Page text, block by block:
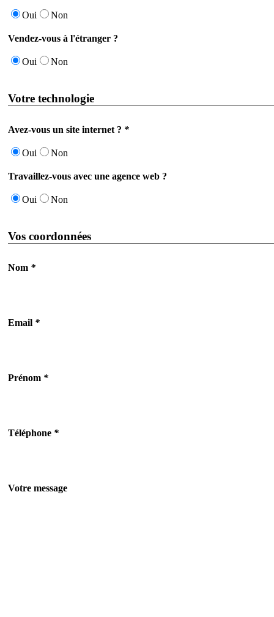
Oui Non
Vendez-vous à l'étranger ?
Oui Non
Votre technologie
Avez-vous un site internet ? *
Oui Non
Travaillez-vous avec une agence web ?
Oui Non
Vos coordonnées
Nom *
Email *
Prénom *
Téléphone *
Votre message